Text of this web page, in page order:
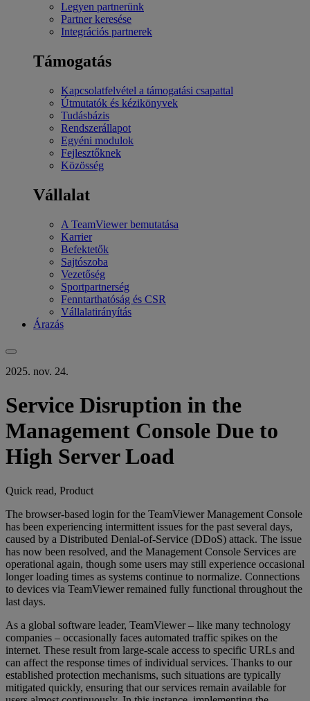
Legyen partnerünk
Partner keresése
Integrációs partnerek
Támogatás
Kapcsolatfelvétel a támogatási csapattal
Útmutatók és kézikönyvek
Tudásbázis
Rendszerállapot
Egyéni modulok
Fejlesztőknek
Közösség
Vállalat
A TeamViewer bemutatása
Karrier
Befektetők
Sajtószoba
Vezetőség
Sportpartnerség
Fenntarthatóság és CSR
Vállalatirányítás
Árazás
2025. nov. 24.
Service Disruption in the
Management Console Due to
High Server Load
Quick read, Product
The browser-based login for the TeamViewer Management Console
has been experiencing intermittent issues for the past several days,
caused by a Distributed Denial-of-Service (DDoS) attack. The issue
has now been resolved, and the Management Console Services are
operational again, though some users may still experience occasional
longer loading times as systems continue to normalize. Connections
to devices via TeamViewer remained fully functional throughout the
last days.
As a global software leader, TeamViewer – like many technology
companies – occasionally faces automated traffic spikes on the
internet. These result from large-scale access to specific URLs and
can affect the response times of individual services. Thanks to our
established protection mechanisms, such situations are typically
mitigated quickly, ensuring that our services remain available for